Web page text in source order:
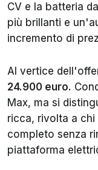
CV e la batteria
più brillanti e
incremento di
Al vertice
24.900 euro.
Max, ma si
ricca, rivolta a
completo senza
piattaforma